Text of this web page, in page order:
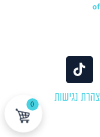
נגישות
וציוד לבריכות שחייה
0